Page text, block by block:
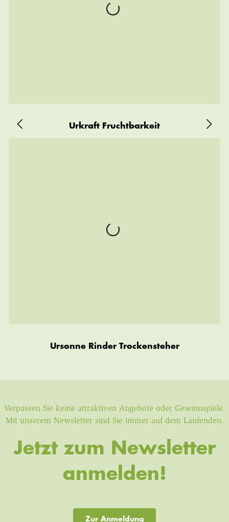
Urkraft Fruchtbarkeit
Ursonne Rinder Trockensteher
Verpassen Sie keine attraktiven Angebote oder Gewinnspiele.
Mit unserem Newsletter sind Sie immer auf dem Laufenden.
Jetzt zum Newsletter
anmelden!
Zur Anmeldung